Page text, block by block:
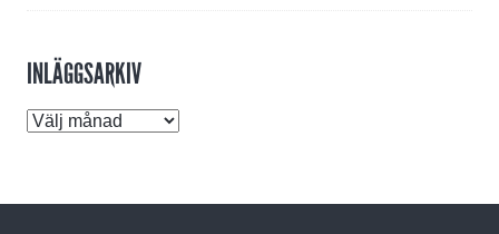
INLÄGGSARKIV
Inläggsarkiv